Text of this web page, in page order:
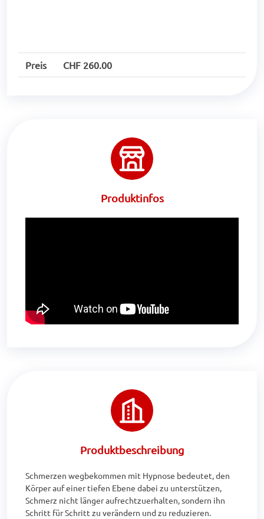
Preis CHF 260.00
Produktinfos
Produktbeschreibung
Schmerzen wegbekommen mit Hypnose bedeutet, den
Körper auf einer tiefen Ebene dabei zu unterstützen,
Schmerz nicht länger aufrechtzuerhalten, sondern ihn
Schritt für Schritt zu verändern und zu reduzieren.